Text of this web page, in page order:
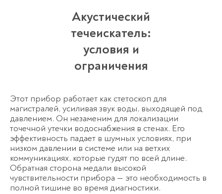
Акустический
течеискатель:
условия и
ограничения
Этот прибор работает как стетоскоп для
магистралей, усиливая звук воды, выходящей под
давлением. Он незаменим для локализации
точечной утечки водоснабжения в стенах. Его
эффективность падает в шумных условиях, при
низком давлении в системе или на ветхих
коммуникациях, которые гудят по всей длине.
Обратная сторона медали высокой
чувствительности прибора — это необходимость в
полной тишине во время диагностики.